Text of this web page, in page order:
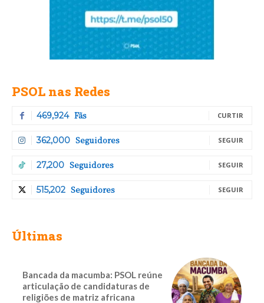
PSOL nas Redes
469,924 Fãs CURTIR
362,000 Seguidores SEGUIR
27,200 Seguidores SEGUIR
515,202 Seguidores SEGUIR
Últimas
Bancada da macumba: PSOL reúne
articulação de candidaturas de
religiões de matriz africana